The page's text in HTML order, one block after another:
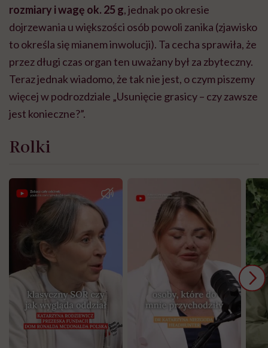
rozmiary i wagę ok. 25 g,jednak po okresie
dojrzewania u większości osób powoli zanika (zjawisko
to określa się mianem inwolucji). Ta cecha sprawiła, że
przez długi czas organ ten uważany był za zbyteczny.
Teraz jednak wiadomo, że tak nie jest, o czym piszemy
więcej w podrozdziale „Usunięcie grasicy – czy zawsze
jest konieczne?”.
Rolki